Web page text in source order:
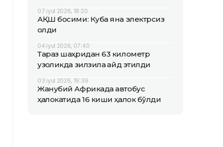
07 iyul 2026, 18:20
АҚШ босими: Куба яна электрсиз
қолди
04 iyul 2026, 07:40
Тараз шаҳридан 63 километр
узоқликда зилзила қайд этилди
03 iyul 2026, 19:39
Жанубий Африкада автобус
ҳалокатида 16 киши ҳалок бўлди